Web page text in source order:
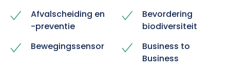
Afvalscheiding en
-preventie
Bevordering
biodiversiteit
Bewegingssensor
Business to
Business